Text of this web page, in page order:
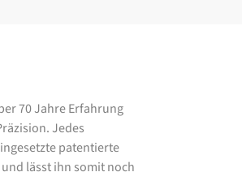
70 Jahre Erfahrung
Jedes
patentierte
lässt ihn somit noch